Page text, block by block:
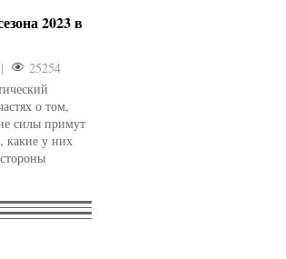
2023 в
|
25254
о том,
силы примут
какие у них